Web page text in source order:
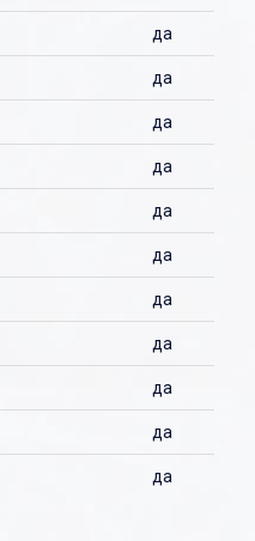
да
да
да
да
да
да
да
да
да
да
да